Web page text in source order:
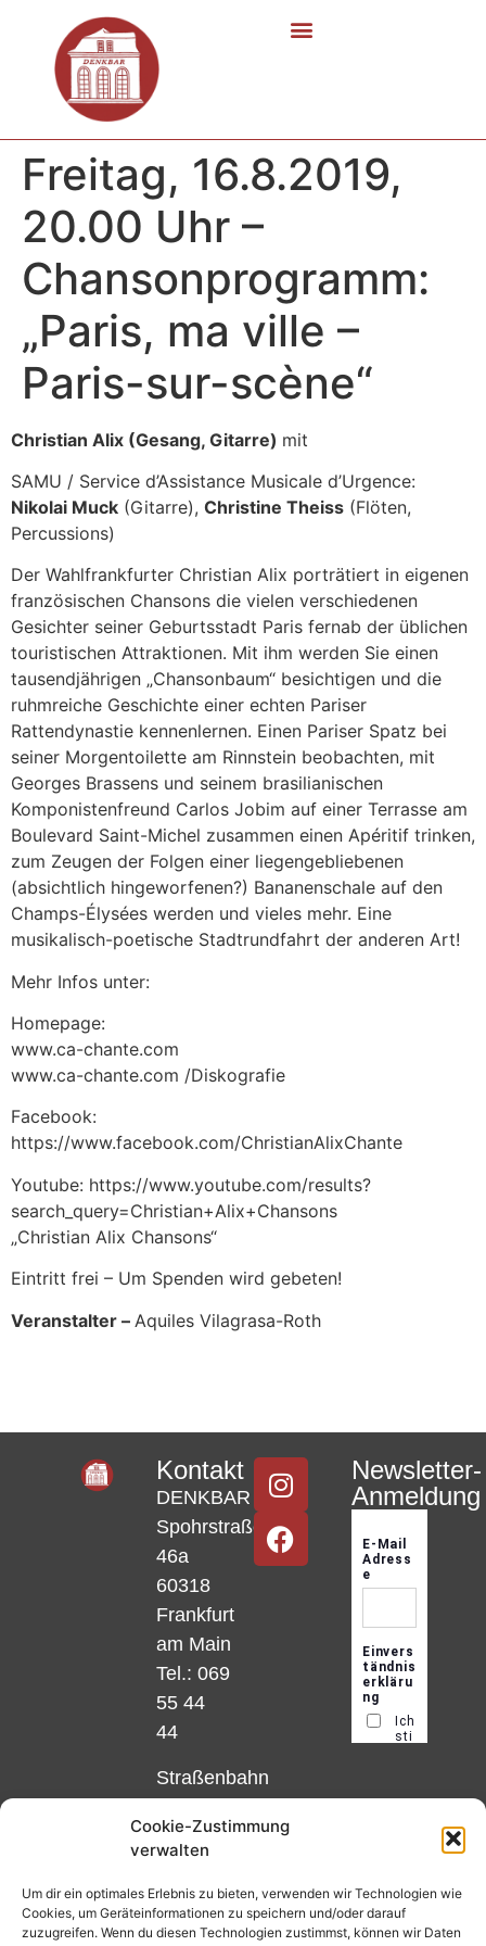
Cookie-Zustimmung
verwalten
Um dir ein optimales Erlebnis zu bieten, verwenden wir Technologien wie
Cookies, um Geräteinformationen zu speichern und/oder darauf
zuzugreifen. Wenn du diesen Technologien zustimmst, können wir Daten
Freitag, 16.8.2019,
20.00 Uhr –
Chansonprogramm:
„Paris, ma ville –
Paris-sur-scène“
Christian Alix (Gesang, Gitarre) mit
SAMU / Service d’Assistance Musicale d’Urgence:
Nikolai Muck (Gitarre), Christine Theiss (Flöten,
Percussions)
Der Wahlfrankfurter Christian Alix porträtiert in eigenen
französischen Chansons die vielen verschiedenen
Gesichter seiner Geburtsstadt Paris fernab der üblichen
touristischen Attraktionen. Mit ihm werden Sie einen
tausendjährigen „Chansonbaum“ besichtigen und die
ruhmreiche Geschichte einer echten Pariser
Rattendynastie kennenlernen. Einen Pariser Spatz bei
seiner Morgentoilette am Rinnstein beobachten, mit
Georges Brassens und seinem brasilianischen
Komponistenfreund Carlos Jobim auf einer Terrasse am
Boulevard Saint-Michel zusammen einen Apéritif trinken,
zum Zeugen der Folgen einer liegengebliebenen
(absichtlich hingeworfenen?) Bananenschale auf den
Champs-Élysées werden und vieles mehr. Eine
musikalisch-poetische Stadtrundfahrt der anderen Art!
Mehr Infos unter:
Homepage:
www.ca-chante.com
www.ca-chante.com /Diskografie
Facebook:
https://www.facebook.com/ChristianAlixChante
Youtube: https://www.youtube.com/results?
search_query=Christian+Alix+Chansons
„Christian Alix Chansons“
Eintritt frei – Um Spenden wird gebeten!
Veranstalter – Aquiles Vilagrasa-Roth
Kontakt
DENKBAR
Spohrstraße
46a
60318
Frankfurt
am Main
Tel.: 069
55 44
44
Straßenbahn
und 12,
Matthias-
Beltz-
Newsletter-
Anmeldung